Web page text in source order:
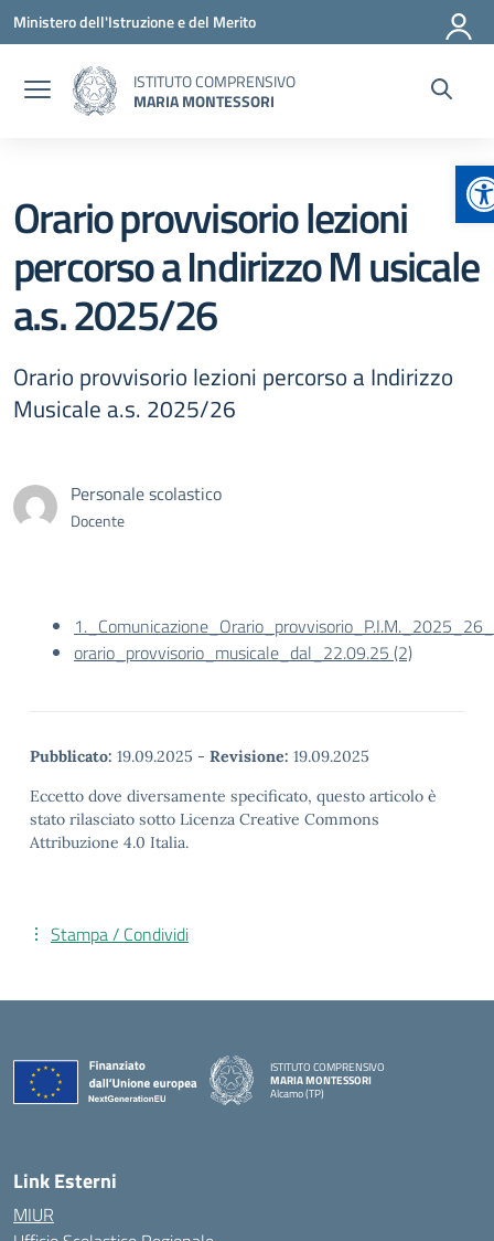
Vai ai contenuti
Vai al menu di navigazione
Vai al footer
Ministero dell'Istruzione e del Merito
ISTITUTO COMPRENSIVO
MARIA MONTESSORI
Orario provvisorio lezioni
percorso a Indirizzo M usicale
a.s. 2025/26
Orario provvisorio lezioni percorso a Indirizzo
Musicale a.s. 2025/26
Personale scolastico
Docente
orario_provvisorio_musicale_dal_22.09.25 (2)
Pubblicato: 19.09.2025 - Revisione: 19.09.2025
Eccetto dove diversamente specificato, questo articolo è
stato rilasciato sotto Licenza Creative Commons
Attribuzione 4.0 Italia.
Stampa / Condividi
ISTITUTO COMPRENSIVO
MARIA MONTESSORI
Alcamo (TP)
Link Esterni
MIUR